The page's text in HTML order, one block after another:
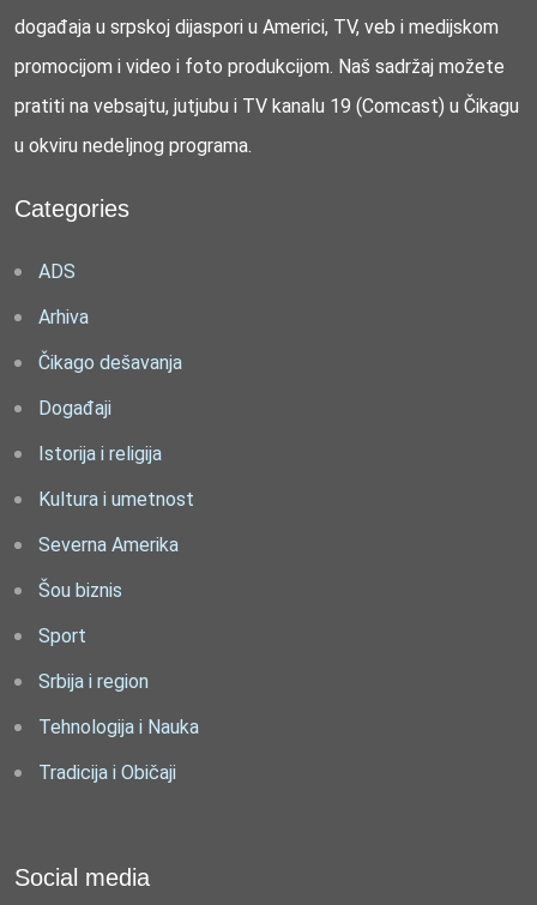
događaja u srpskoj dijaspori u Americi, TV, veb i medijskom
promocijom i video i foto produkcijom. Naš sadržaj možete
pratiti na vebsajtu, jutjubu i TV kanalu 19 (Comcast) u Čikagu
u okviru nedeljnog programa.
Categories
ADS
Arhiva
Čikago dešavanja
Događaji
Istorija i religija
Kultura i umetnost
Severna Amerika
Šou biznis
Sport
Srbija i region
Tehnologija i Nauka
Tradicija i Običaji
Social media